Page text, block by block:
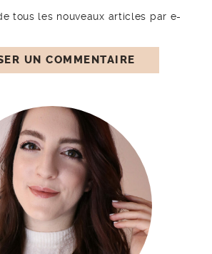
tous les nouveaux articles par e-